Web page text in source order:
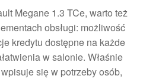
Megane 1.3 TCe, warto też
obsługi: możliwość
kredytu dostępne na każde
w salonie. Właśnie
się w potrzeby osób,